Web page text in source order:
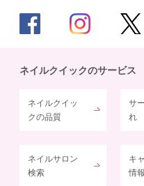
ネイルクイックのサービス
ネイルクイッ
クの品質
サ
れ
ネイルサロン
検索
キ
情報